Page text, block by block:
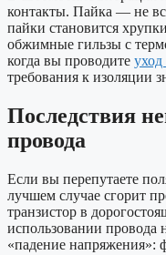
контакты. Пайка — не
пайки становится
обжимные гильзы с
когда вы проводите уход
требования к изоляции
Последствия
провода
Если вы перепутаете
лучшем случае сгорит
транзистор в
использовании провода
«падение напряжения»: